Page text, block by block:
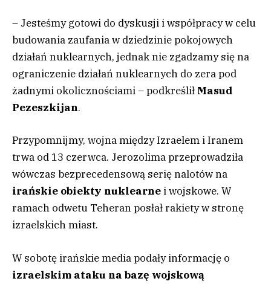
– Jesteśmy gotowi do dyskusji i współpracy w celu
budowania zaufania w dziedzinie pokojowych
działań nuklearnych, jednak nie zgadzamy się na
ograniczenie działań nuklearnych do zera pod
żadnymi okolicznościami – podkreślił Masud
Pezeszkijan.
Przypomnijmy, wojna między Izraelem i Iranem
trwa od 13 czerwca. Jerozolima przeprowadziła
wówczas bezprecedensową serię nalotów na
irańskie obiekty nuklearne i wojskowe. W
ramach odwetu Teheran posłał rakiety w stronę
izraelskich miast.
W sobotę irańskie media podały informację o
izraelskim ataku na bazę wojskową